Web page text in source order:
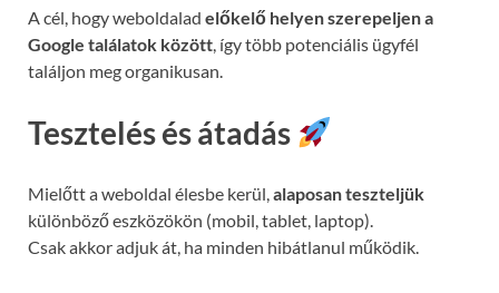
A cél, hogy weboldalad előkelő helyen szerepeljen a
Google találatok között, így több potenciális ügyfél
találjon meg organikusan.
Tesztelés és átadás
Mielőtt a weboldal élesbe kerül,alaposan teszteljük
különböző eszközökön (mobil, tablet, laptop).
Csak akkor adjuk át, ha minden hibátlanul működik.